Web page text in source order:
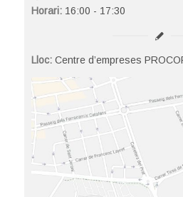
Horari:16:00 - 17:30
Lloc:Centre d’empreses